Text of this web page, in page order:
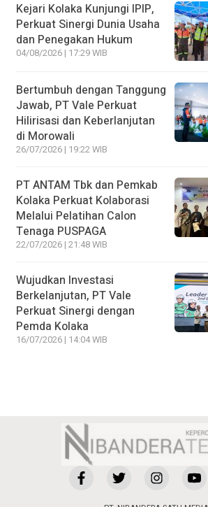
Kejari Kolaka Kunjungi IPIP,
Perkuat Sinergi Dunia Usaha
dan Penegakan Hukum
04/08/2026 | 17:29 WIB
Bertumbuh dengan Tanggung
Jawab, PT Vale Perkuat
Hilirisasi dan Keberlanjutan
di Morowali
26/07/2026 | 19:22 WIB
PT ANTAM Tbk dan Pemkab
Kolaka Perkuat Kolaborasi
Melalui Pelatihan Calon
Tenaga PUSPAGA
22/07/2026 | 21:48 WIB
Wujudkan Investasi
Berkelanjutan, PT Vale
Perkuat Sinergi dengan
Pemda Kolaka
16/07/2026 | 14:04 WIB